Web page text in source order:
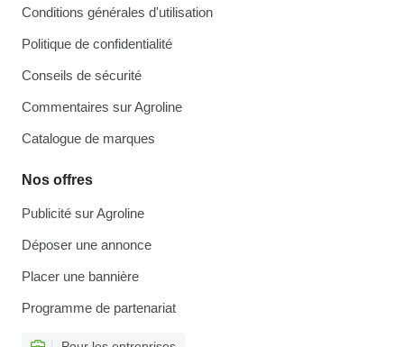
Conditions générales d'utilisation
Politique de confidentialité
Conseils de sécurité
Commentaires sur Agroline
Catalogue de marques
Nos offres
Publicité sur Agroline
Déposer une annonce
Placer une bannière
Programme de partenariat